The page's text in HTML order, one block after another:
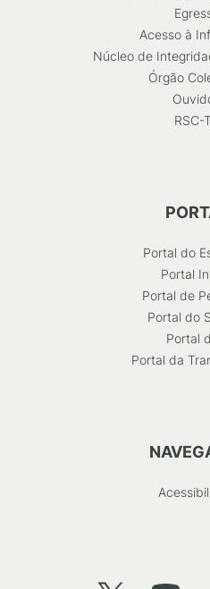
Acesso à
Núcleo de
Órgão
RSC-
Portal do
Portal
Portal de
Portal do
Portal
Portal da